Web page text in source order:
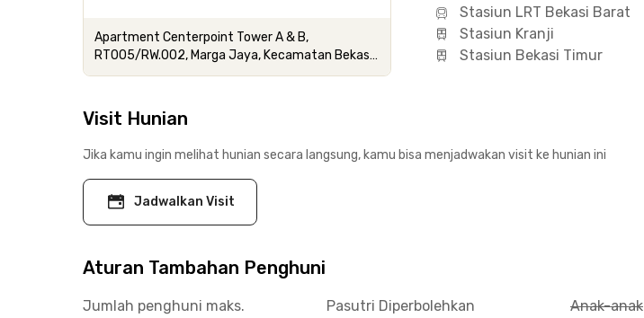
Apartment Centerpoint Tower A & B,
RT005/RW.002, Marga Jaya, Kecamatan Bekasi
Selatan, Kota Bekasi
Stasiun LRT Bekasi Barat
Stasiun Kranji
Stasiun Bekasi Timur
Visit Hunian
Jika kamu ingin melihat hunian secara langsung, kamu bisa menjadwakan visit ke hunian ini
Jadwalkan Visit
Aturan Tambahan Penghuni
Jumlah penghuni maks.
Pasutri Diperbolehkan
Anak-anak